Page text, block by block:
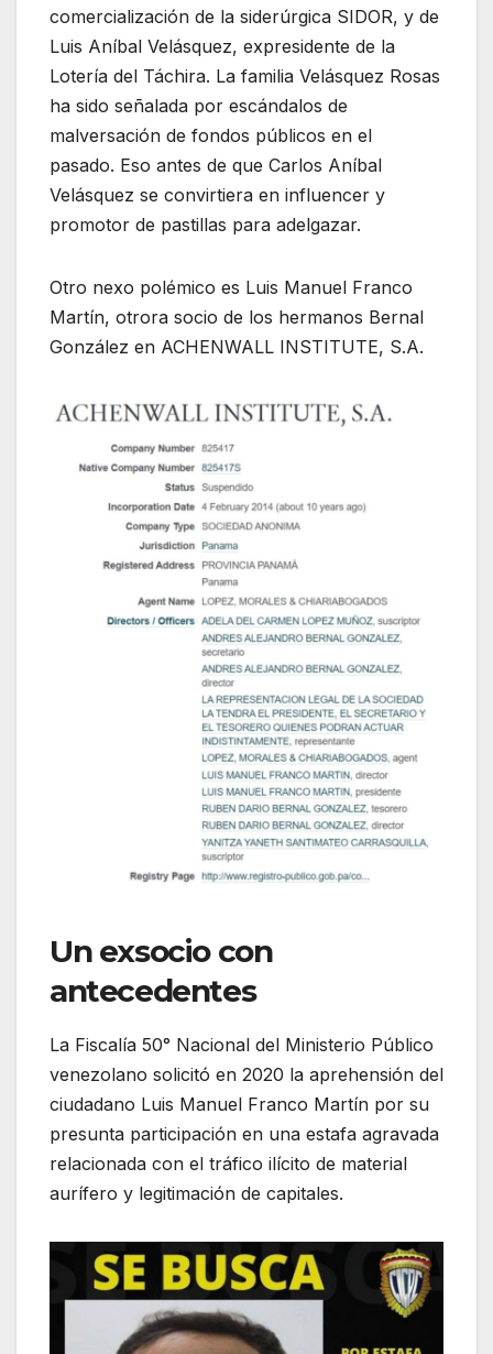
comercialización de la siderúrgica SIDOR, y de
Luis Aníbal Velásquez, expresidente de la
Lotería del Táchira. La familia Velásquez Rosas
ha sido señalada por escándalos de
malversación de fondos públicos en el
pasado. Eso antes de que Carlos Aníbal
Velásquez se convirtiera en influencer y
promotor de pastillas para adelgazar.
Otro nexo polémico es Luis Manuel Franco
Martín, otrora socio de los hermanos Bernal
González en ACHENWALL INSTITUTE, S.A.
Un exsocio con
antecedentes
La Fiscalía 50° Nacional del Ministerio Público
venezolano solicitó en 2020 la aprehensión del
ciudadano Luis Manuel Franco Martín por su
presunta participación en una estafa agravada
relacionada con el tráfico ilícito de material
aurífero y legitimación de capitales.